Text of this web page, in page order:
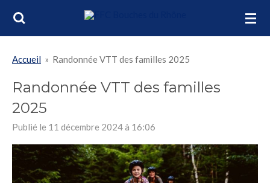
Passer
principal
Accueil » Randonnée VTT des familles 2025
Randonnée VTT des familles
2025
Publié le 11 décembre 2024 à 16:06